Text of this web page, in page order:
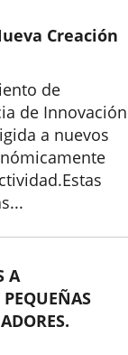
Creación
de
de
a nuevos
A